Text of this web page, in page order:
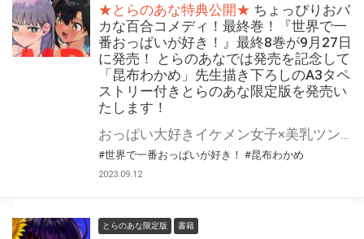
★とらのあな特典公開★ ちょっぴりおバ
カな百合コメディ！最終巻！『世界で一
番おっぱいが好き！』最終8巻が9月27日
に発売！ とらのあなでは発売を記念して
「昆布わかめ」先生描き下ろしのA3タペ
ストリー付きとらのあな限定版を発売い
たします！
#世界で一番おっぱいが好き！ #昆布わかめ
2023.09.12
とらのあな限定版 書籍